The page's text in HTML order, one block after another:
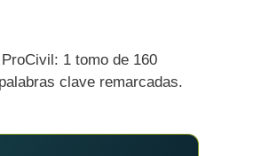
1 tomo de 160
clave remarcadas.